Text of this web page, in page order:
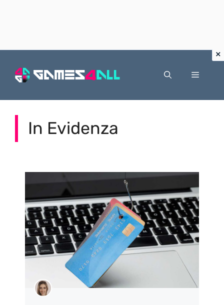
Menu
In Evidenza